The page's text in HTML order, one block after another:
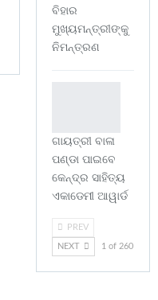
ବିହାର
ମୁଖ୍ୟମନ୍ତ୍ରୀଙ୍କୁ
ନିମନ୍ତ୍ରଣ
ଗାୟତ୍ରୀ ବାଳା
ପଣ୍ଡା ପାଇବେ
କେନ୍ଦ୍ର ସାହିତ୍ୟ
ଏକାଡେମୀ ଆୱାର୍ଡ
PREV
NEXT 1 of 260